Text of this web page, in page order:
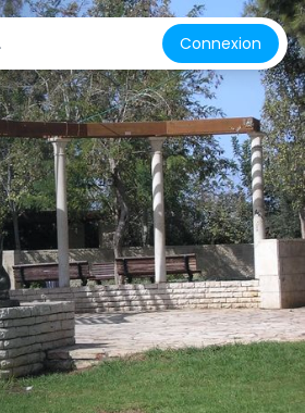
Connexion